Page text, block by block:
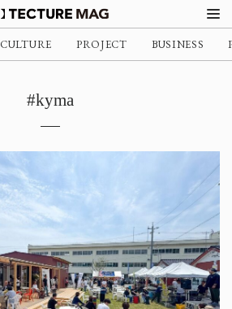
CULTURE PROJECT BUSINESS
#kyma